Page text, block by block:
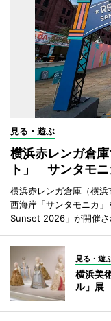
見る・遊ぶ
横浜赤レンガ倉
ト」 サンタモ
横浜赤レンガ倉庫（横
西海岸「サンタモニカ
Sunset 2026」が開催さ
見る・遊
横浜美
ル」展